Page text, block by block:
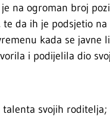
na ogroman broj
da ih je podsjetio
kada se
i podijelila dio
svojih